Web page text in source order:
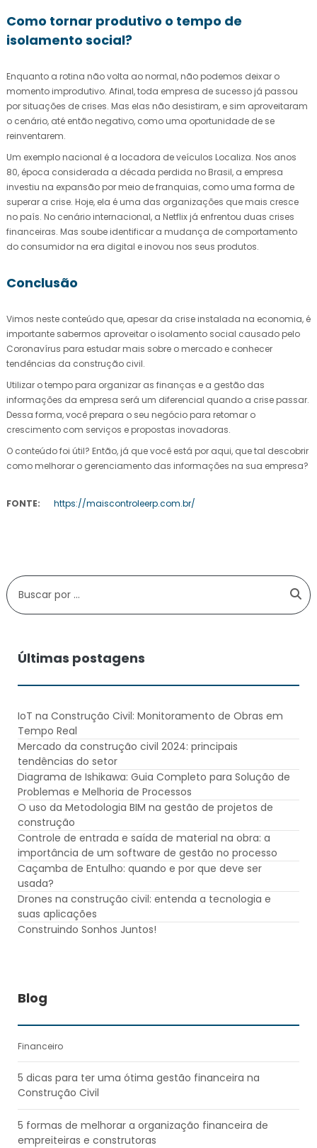
Como tornar produtivo o tempo de
isolamento social?
Enquanto a rotina não volta ao normal, não podemos deixar o
momento improdutivo. Afinal, toda empresa de sucesso já passou
por situações de crises. Mas elas não desistiram, e sim aproveitaram
o cenário, até então negativo, como uma oportunidade de se
reinventarem.
Um exemplo nacional é a locadora de veículos Localiza. Nos anos
80, época considerada a década perdida no Brasil, a empresa
investiu na expansão por meio de franquias, como uma forma de
superar a crise. Hoje, ela é uma das organizações que mais cresce
no país. No cenário internacional, a Netflix já enfrentou duas crises
financeiras. Mas soube identificar a mudança de comportamento
do consumidor na era digital e inovou nos seus produtos.
Conclusão
Vimos neste conteúdo que, apesar da crise instalada na economia, é
importante sabermos aproveitar o isolamento social causado pelo
Coronavírus para estudar mais sobre o mercado e conhecer
tendências da construção civil.
Utilizar o tempo para organizar as finanças e a gestão das
informações da empresa será um diferencial quando a crise passar.
Dessa forma, você prepara o seu negócio para retomar o
crescimento com serviços e propostas inovadoras.
O conteúdo foi útil? Então, já que você está por aqui, que tal descobrir
como melhorar o gerenciamento das informações na sua empresa?
FONTE: https://maiscontroleerp.com.br/
Últimas postagens
IoT na Construção Civil: Monitoramento de Obras em
Tempo Real
Mercado da construção civil 2024: principais
tendências do setor
Diagrama de Ishikawa: Guia Completo para Solução de
Problemas e Melhoria de Processos
O uso da Metodologia BIM na gestão de projetos de
construção
Controle de entrada e saída de material na obra: a
importância de um software de gestão no processo
Caçamba de Entulho: quando e por que deve ser
usada?
Drones na construção civil: entenda a tecnologia e
suas aplicações
Construindo Sonhos Juntos!
Blog
Financeiro
5 dicas para ter uma ótima gestão financeira na
Construção Civil
5 formas de melhorar a organização financeira de
empreiteiras e construtoras